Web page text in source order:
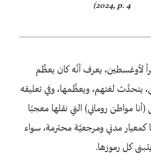
2024, p. 4)
لأوغسطين، يعرف أنَّه كان يعظِّم
يتحدَّث لغتهم، ويعظِّمها، وفي تعليقه
مواطن روماني) التي نقلها معجبًا
كمعيار مدني ومرجعيَّة محترمة، سواء
كل رموزها.